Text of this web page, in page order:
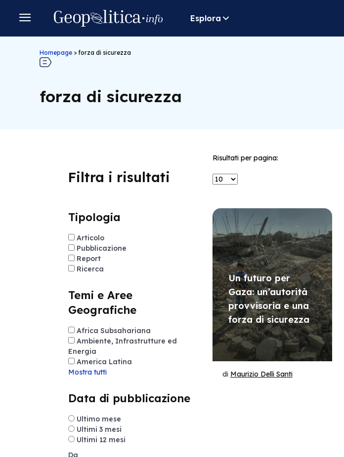
Esplora
Homepage > forza di sicurezza
forza di sicurezza
Filtra i risultati
Tipologia
Articolo
Pubblicazione
Report
Ricerca
Temi e Aree
Geografiche
Africa Subsahariana
Ambiente, Infrastrutture ed
Energia
America Latina
Mostra tutti
Data di pubblicazione
Ultimo mese
Ultimi 3 mesi
Ultimi 12 mesi
Da
Risultati per pagina:
Un futuro per
Gaza: un’autorità
provvisoria e una
forza di sicurezza
di Maurizio Delli Santi